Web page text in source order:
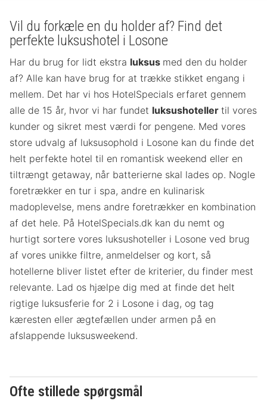
Vil du forkæle en du holder af? Find det
perfekte luksushotel i Losone
Har du brug for lidt ekstra luksus med den du holder
af? Alle kan have brug for at trække stikket engang i
mellem. Det har vi hos HotelSpecials erfaret gennem
alle de 15 år, hvor vi har fundet luksushoteller til vores
kunder og sikret mest værdi for pengene. Med vores
store udvalg af luksusophold i Losone kan du finde det
helt perfekte hotel til en romantisk weekend eller en
tiltrængt getaway, når batterierne skal lades op. Nogle
foretrækker en tur i spa, andre en kulinarisk
madoplevelse, mens andre foretrækker en kombination
af det hele. På HotelSpecials.dk kan du nemt og
hurtigt sortere vores luksushoteller i Losone ved brug
af vores unikke filtre, anmeldelser og kort, så
hotellerne bliver listet efter de kriterier, du finder mest
relevante. Lad os hjælpe dig med at finde det helt
rigtige luksusferie for 2 i Losone i dag, og tag
kæresten eller ægtefællen under armen på en
afslappende luksusweekend.
Ofte stillede spørgsmål